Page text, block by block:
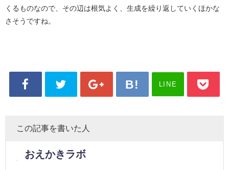
くるものなので、その辺は根気よく、生成を繰り返していくほかな
さそうですね。
LINE
この記事を書いた人
おえかきラボ